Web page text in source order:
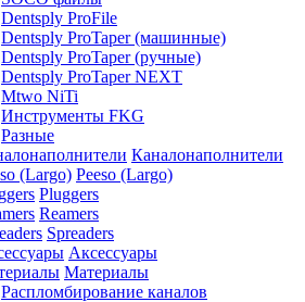
Dentsply ProFile
Dentsply ProTaper (машинные)
Dentsply ProTaper (ручные)
Dentsply ProTaper NEXT
Mtwo NiTi
Инструменты FKG
Разные
Каналонаполнители
Peeso (Largo)
Pluggers
Reamers
Spreaders
Аксессуары
Материалы
Распломбирование каналов